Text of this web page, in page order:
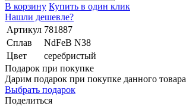
В корзину Купить в один клик
Нашли дешевле?
Артикул 781887
Сплав
NdFeB N38
Цвет
серебристый
Подарок при покупке
Дарим подарок при покупке данного товара
Выбрать подарок
Поделиться